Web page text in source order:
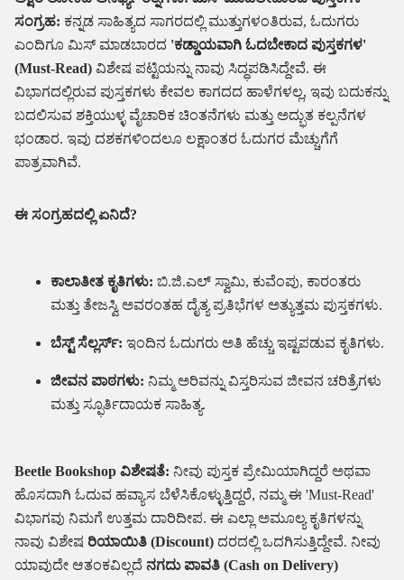
ಸಂಗ್ರಹ: ಕನ್ನಡ ಸಾಹಿತ್ಯದ ಸಾಗರದಲ್ಲಿ ಮುತ್ತುಗಳಂತಿರುವ, ಓದುಗರು
ಎಂದಿಗೂ ಮಿಸ್ ಮಾಡಬಾರದ 'ಕಡ್ಡಾಯವಾಗಿ ಓದಬೇಕಾದ ಪುಸ್ತಕಗಳ'
(Must-Read) ವಿಶೇಷ ಪಟ್ಟಿಯನ್ನು ನಾವು ಸಿದ್ಧಪಡಿಸಿದ್ದೇವೆ. ಈ
ವಿಭಾಗದಲ್ಲಿರುವ ಪುಸ್ತಕಗಳು ಕೇವಲ ಕಾಗದದ ಹಾಳೆಗಳಲ್ಲ, ಇವು ಬದುಕನ್ನು
ಬದಲಿಸುವ ಶಕ್ತಿಯುಳ್ಳ ವೈಚಾರಿಕ ಚಿಂತನೆಗಳು ಮತ್ತು ಅದ್ಭುತ ಕಲ್ಪನೆಗಳ
ಭಂಡಾರ. ಇವು ದಶಕಗಳಿಂದಲೂ ಲಕ್ಷಾಂತರ ಓದುಗರ ಮೆಚ್ಚುಗೆಗೆ
ಪಾತ್ರವಾಗಿವೆ.
ಈ ಸಂಗ್ರಹದಲ್ಲಿ ಏನಿದೆ?
ಕಾಲಾತೀತ ಕೃತಿಗಳು: ಬಿ.ಜಿ.ಎಲ್ ಸ್ವಾಮಿ, ಕುವೆಂಪು, ಕಾರಂತರು
ಮತ್ತು ತೇಜಸ್ವಿ ಅವರಂತಹ ದೈತ್ಯ ಪ್ರತಿಭೆಗಳ ಅತ್ಯುತ್ತಮ ಪುಸ್ತಕಗಳು.
ಬೆಸ್ಟ್ ಸೆಲ್ಲರ್ಸ್: ಇಂದಿನ ಓದುಗರು ಅತಿ ಹೆಚ್ಚು ಇಷ್ಟಪಡುವ ಕೃತಿಗಳು.
ಜೀವನ ಪಾಠಗಳು: ನಿಮ್ಮ ಅರಿವನ್ನು ವಿಸ್ತರಿಸುವ ಜೀವನ ಚರಿತ್ರೆಗಳು
ಮತ್ತು ಸ್ಫೂರ್ತಿದಾಯಕ ಸಾಹಿತ್ಯ.
Beetle Bookshop ವಿಶೇಷತೆ: ನೀವು ಪುಸ್ತಕ ಪ್ರೇಮಿಯಾಗಿದ್ದರೆ ಅಥವಾ
ಹೊಸದಾಗಿ ಓದುವ ಹವ್ಯಾಸ ಬೆಳೆಸಿಕೊಳ್ಳುತ್ತಿದ್ದರೆ, ನಮ್ಮ ಈ 'Must-Read'
ವಿಭಾಗವು ನಿಮಗೆ ಉತ್ತಮ ದಾರಿದೀಪ. ಈ ಎಲ್ಲಾ ಅಮೂಲ್ಯ ಕೃತಿಗಳನ್ನು
ನಾವು ವಿಶೇಷ ರಿಯಾಯಿತಿ (Discount) ದರದಲ್ಲಿ ಒದಗಿಸುತ್ತಿದ್ದೇವೆ. ನೀವು
ಯಾವುದೇ ಆತಂಕವಿಲ್ಲದೆ ನಗದು ಪಾವತಿ (Cash on Delivery)